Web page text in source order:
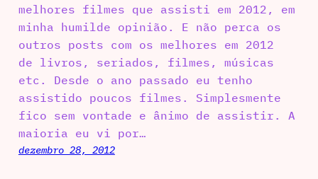
melhores filmes que assisti em 2012, em
minha humilde opinião. E não perca os
outros posts com os melhores em 2012
de livros, seriados, filmes, músicas
etc. Desde o ano passado eu tenho
assistido poucos filmes. Simplesmente
fico sem vontade e ânimo de assistir. A
maioria eu vi por…
dezembro 28, 2012